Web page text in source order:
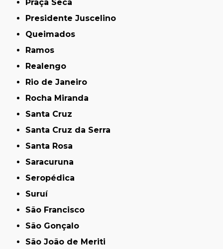
Praça Seca
Presidente Juscelino
Queimados
Ramos
Realengo
Rio de Janeiro
Rocha Miranda
Santa Cruz
Santa Cruz da Serra
Santa Rosa
Saracuruna
Seropédica
Suruí
São Francisco
São Gonçalo
São João de Meriti